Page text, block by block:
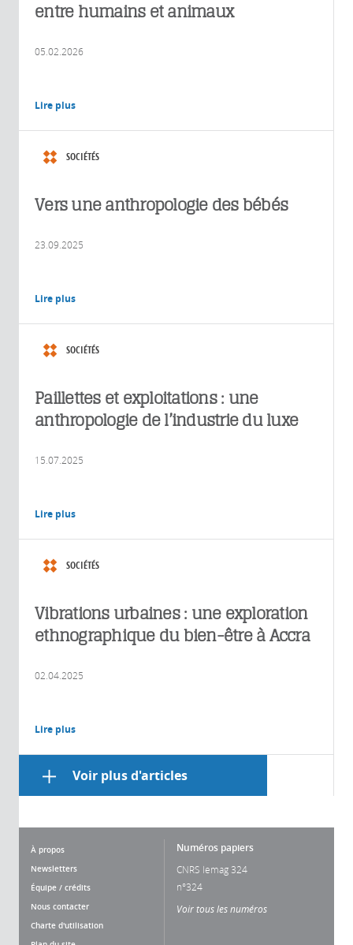
entre humains et animaux
05.02.2026
Lire plus
SOCIÉTÉS
Vers une anthropologie des bébés
23.09.2025
Lire plus
SOCIÉTÉS
Paillettes et exploitations : une
anthropologie de l’industrie du luxe
15.07.2025
Lire plus
SOCIÉTÉS
Vibrations urbaines : une exploration
ethnographique du bien-être à Accra
02.04.2025
Lire plus
Voir plus d'articles
À propos
Newsletters
Équipe / crédits
Nous contacter
Charte d'utilisation
Numéros papiers
CNRS lemag 324
n°324
Voir tous les numéros